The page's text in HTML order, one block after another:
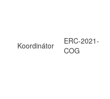
Koordinátor
ERC-2021-
COG